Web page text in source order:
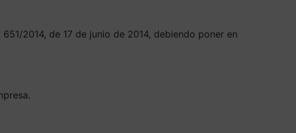
2014, de 17 de junio de 2014, debiendo poner en